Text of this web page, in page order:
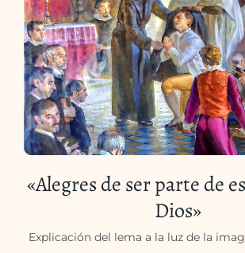
«Alegres de ser parte de
Dios»
Explicación del lema a la luz de la